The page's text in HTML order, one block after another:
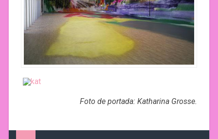
Foto de portada: Katharina Grosse.